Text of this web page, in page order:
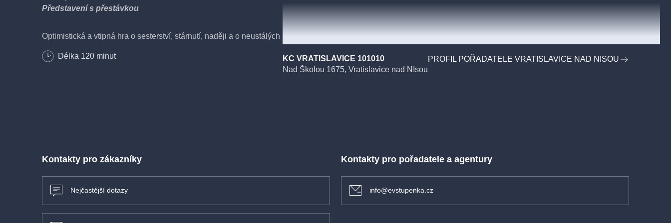
Představení s přestávkou
Optimistická a vtipná hra o sesterství, stárnutí, naději a o neustálých
snadný vztah. Teď však musí spolupracovat při organizování svatby
Délka 120 minut
KC VRATISLAVICE 101010
Nad Školou 1675, Vratislavice nad NIsou
PROFIL POŘADATELE VRATISLAVICE NAD NISOU
Kontakty pro zákazníky
Nejčastější dotazy
Kontakty pro pořadatele a agentury
info@evstupenka.cz